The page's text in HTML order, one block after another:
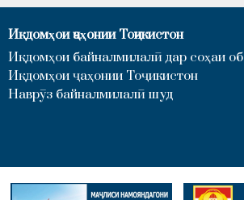
Иқдомҳои ҷаҳонии Тоҷикистон
Иқдомҳои байналмилалӣ дар соҳаи об
Иқдомҳои ҷаҳонии Тоҷикистон
Наврӯз байналмилалӣ шуд